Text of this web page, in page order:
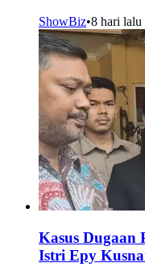
ShowBiz•8 hari lalu
Kasus Dugaan
Istri Epy